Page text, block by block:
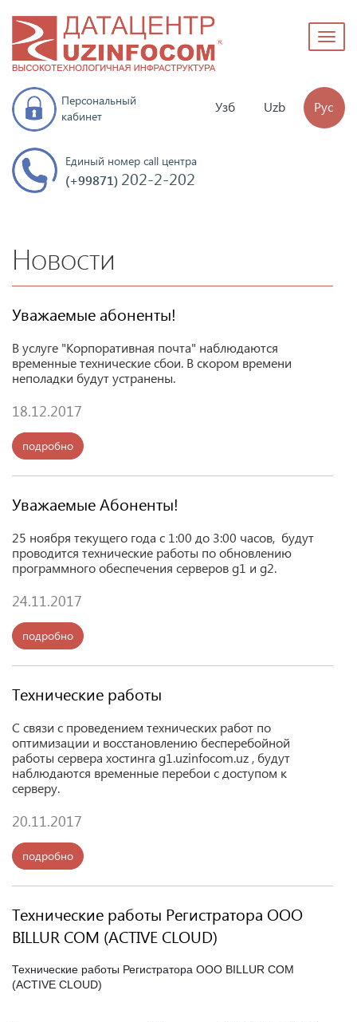
Узб Uzb Рус
Персональный
кабинет
Единый номер call центра
(+99871) 202-2-202
Новости
Уважаемые абоненты!
В услуге "Корпоративная почта" наблюдаются
временные технические сбои. В скором времени
неполадки будут устранены.
18.12.2017
подробно
Уважаемые Абоненты!
25 ноября текущего года с 1:00 до 3:00 часов, будут
проводится технические работы по обновлению
программного обеспечения серверовg1 и g2.
24.11.2017
подробно
Технические работы
С связи с проведением технических работ по
оптимизации и восстановлению бесперебойной
работы сервера хостинга g1.uzinfocom.uz , будут
наблюдаются временные перебои с доступом к
серверу.
20.11.2017
подробно
Технические работы Регистратора OOO
BILLUR COM (ACTIVE CLOUD)
Технические работы Регистратора OOO BILLUR COM
(ACTIVE CLOUD)